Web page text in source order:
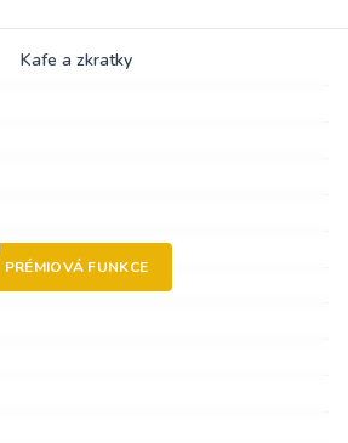
Kafe a zkratky
PRÉMIOVÁ FUNKCE